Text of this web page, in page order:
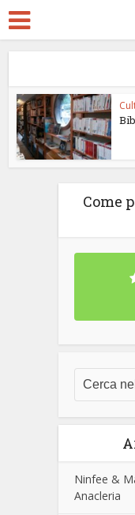
Come
Ninfee &
Anacleria